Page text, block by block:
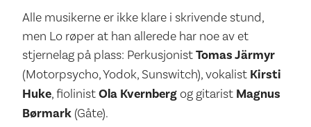
Alle musikerne er ikke klare i skrivende stund,
men Lo røper at han allerede har noe av et
stjernelag på plass: PerkusjonistTomas Järmyr
(Motorpsycho, Yodok, Sunswitch), vokalist Kirsti
Huke, fiolinistOla Kvernberg og gitarist Magnus
Børmark (Gåte).